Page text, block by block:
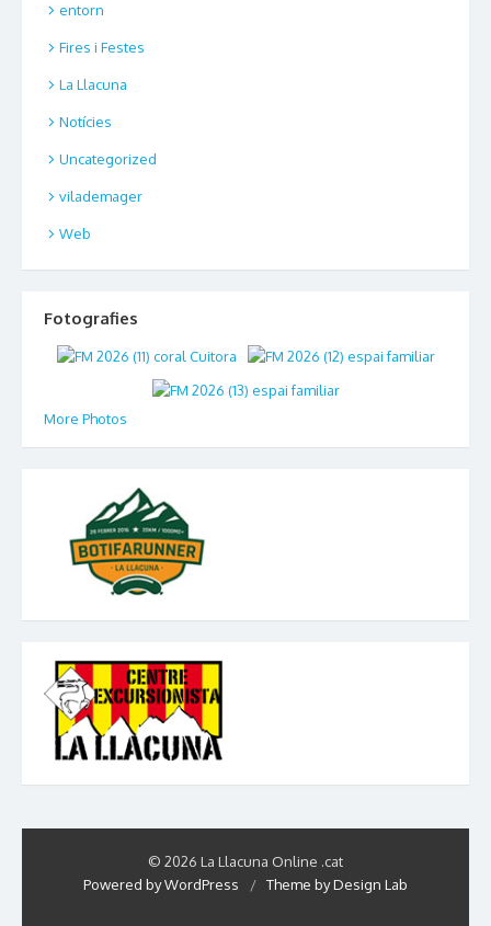
entorn
Fires i Festes
La Llacuna
Notícies
Uncategorized
vilademager
Web
Fotografies
More Photos
© 2026 La Llacuna Online .cat
Powered by WordPress
/ Theme by Design Lab